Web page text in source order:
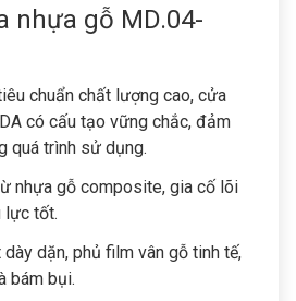
nhựa gỗ MD.04-
chuẩn chất lượng cao, cửa
có cấu tạo vững chắc, đảm
quá trình sử dụng.
nhựa gỗ composite, gia cố lõi
lực tốt.
dày dặn, phủ film vân gỗ tinh tế,
bám bụi.